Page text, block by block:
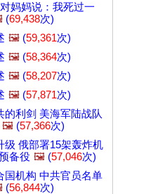
妈妈说：我死过一
(69,438次)
🖼️ (59,361次)
🖼️ (58,364次)
🖼️ (58,207次)
🖼️ (57,871次)
的利剑 美海军陆战队
🖼️ (57,366次)
级 俄部署15架轰炸机
备役 🖼️ (57,046次)
国机构 中共官员名单
(56,844次)